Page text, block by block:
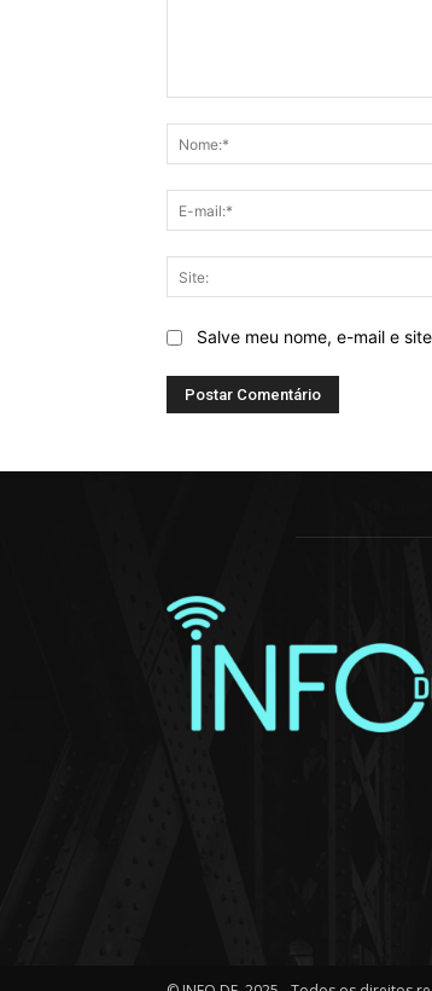
Salve meu nome, e-mail e